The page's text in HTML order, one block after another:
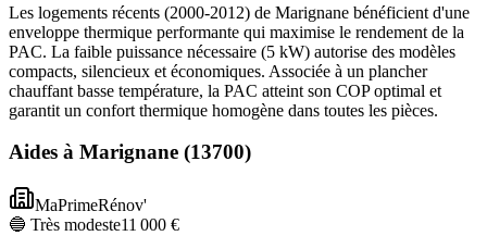
Les logements récents (2000-2012) de Marignane bénéficient d'une
enveloppe thermique performante qui maximise le rendement de la
PAC. La faible puissance nécessaire (5 kW) autorise des modèles
compacts, silencieux et économiques. Associée à un plancher
chauffant basse température, la PAC atteint son COP optimal et
garantit un confort thermique homogène dans toutes les pièces.
Aides à Marignane (13700)
MaPrimeRénov'
🔵 Très modeste11 000 €